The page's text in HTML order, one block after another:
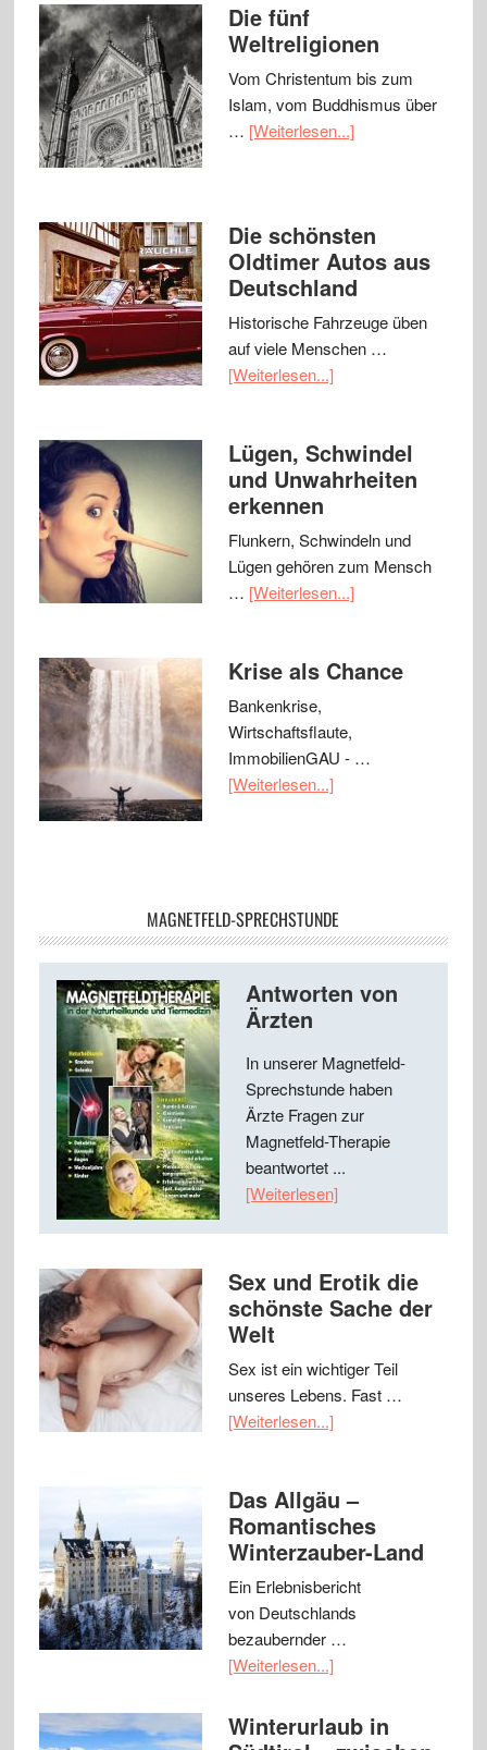
Die fünf
Weltreligionen
Vom Christentum bis zum
Islam, vom Buddhismus über
… [Weiterlesen...]
Die schönsten
Oldtimer Autos aus
Deutschland
Historische Fahrzeuge üben
auf viele Menschen …
[Weiterlesen...]
Lügen, Schwindel
und Unwahrheiten
erkennen
Flunkern, Schwindeln und
Lügen gehören zum Mensch
… [Weiterlesen...]
Krise als Chance
Bankenkrise,
Wirtschaftsflaute,
ImmobilienGAU - …
[Weiterlesen...]
MAGNETFELD-SPRECHSTUNDE
Antworten von
Ärzten
In unserer Magnetfeld-
Sprechstunde haben
Ärzte Fragen zur
Magnetfeld-Therapie
beantwortet ...
[Weiterlesen]
Sex und Erotik die
schönste Sache der
Welt
Sex ist ein wichtiger Teil
unseres Lebens. Fast …
[Weiterlesen...]
Das Allgäu –
Romantisches
Winterzauber-Land
Ein Erlebnisbericht
von Deutschlands
bezaubernder …
[Weiterlesen...]
Winterurlaub in